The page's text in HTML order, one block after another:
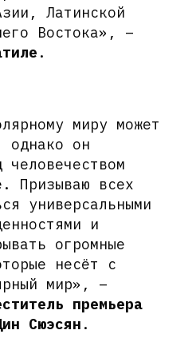
Латинской
Востока», –
.
миру может
однако он
человечеством
Призываю всех
универсальными
и
огромные
несёт с
мир», –
премьера
Сюэсян .